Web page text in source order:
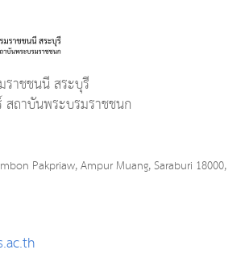
าชชนนี สระบุรี
ถาบันพระบรมราชชนก
Pakpriaw, Ampur Muang, Saraburi 18000,